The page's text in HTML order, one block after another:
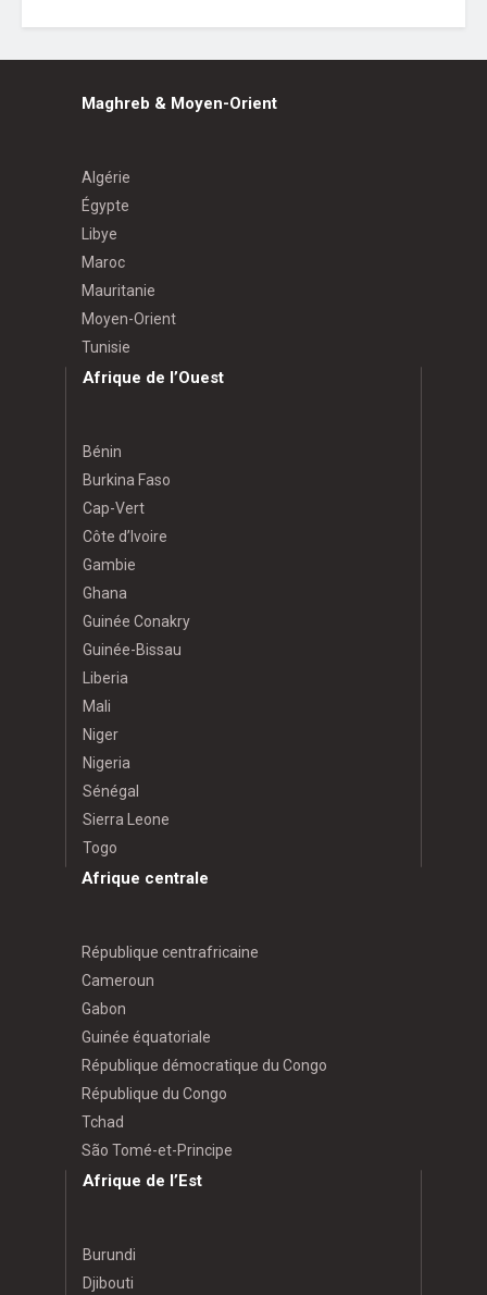
Maghreb & Moyen-Orient
Algérie
Égypte
Libye
Maroc
Mauritanie
Moyen-Orient
Tunisie
Afrique de l’Ouest
Bénin
Burkina Faso
Cap-Vert
Côte d’Ivoire
Gambie
Ghana
Guinée Conakry
Guinée-Bissau
Liberia
Mali
Niger
Nigeria
Sénégal
Sierra Leone
Togo
Afrique centrale
République centrafricaine
Cameroun
Gabon
Guinée équatoriale
République démocratique du Congo
République du Congo
Tchad
São Tomé-et-Principe
Afrique de l’Est
Burundi
Djibouti